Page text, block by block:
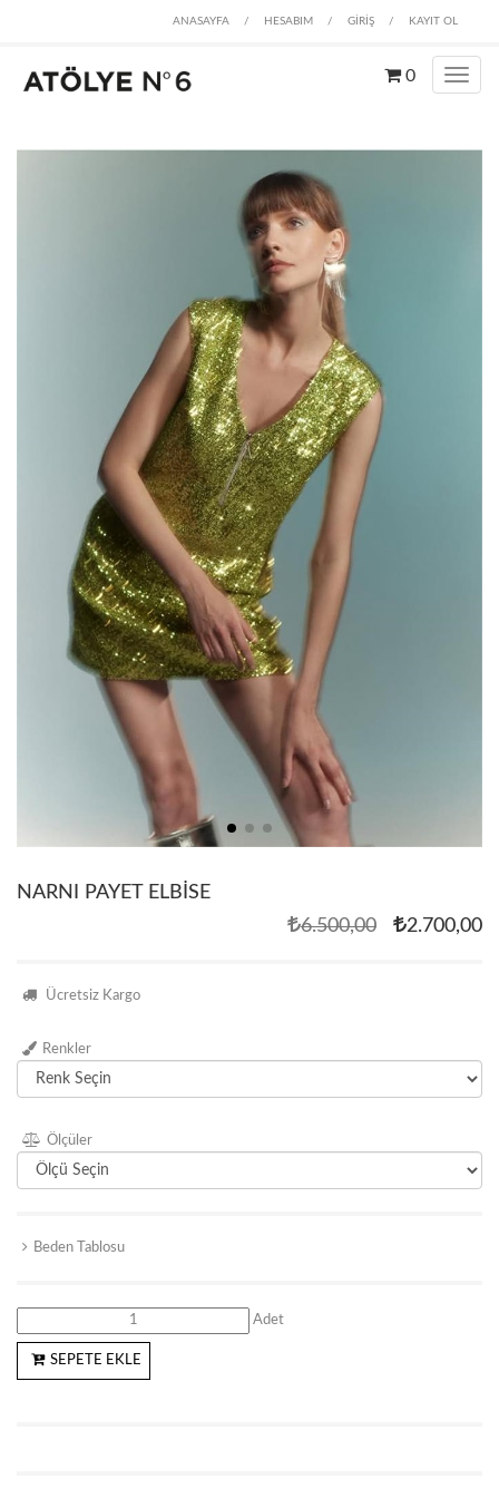
ANASAYFA / HESABIM / GİRİŞ / KAYIT OL
0
NARNI PAYET ELBİSE
6.500,00
2.700,00
Ücretsiz Kargo
Renkler
Ölçüler
Beden Tablosu
Adet
SEPETE EKLE